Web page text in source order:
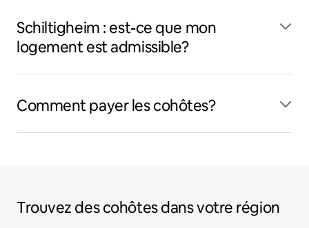
Schiltigheim : est-ce que mon
logement est admissible?
Comment payer les cohôtes?
Trouvez des cohôtes dans votre région